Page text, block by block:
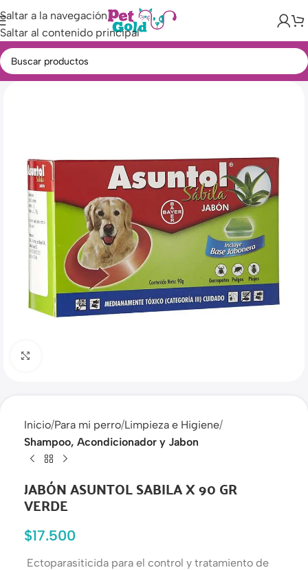
Saltar a la navegación
Saltar al contenido principal
Inicio Para mi perro Limpieza e Higiene
Shampoo, Acondicionador y Jabon
JABÓN ASUNTOL SABILA X 90 GR
VERDE
$17.500
Ectoparasiticida para el control y tratamiento de